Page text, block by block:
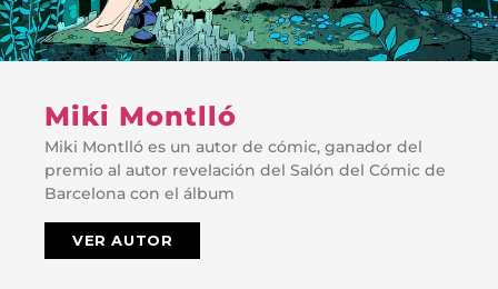
Miki Montlló
Miki Montlló es un autor de cómic, ganador del
premio al autor revelación del Salón del Cómic de
Barcelona con el álbum
VER AUTOR